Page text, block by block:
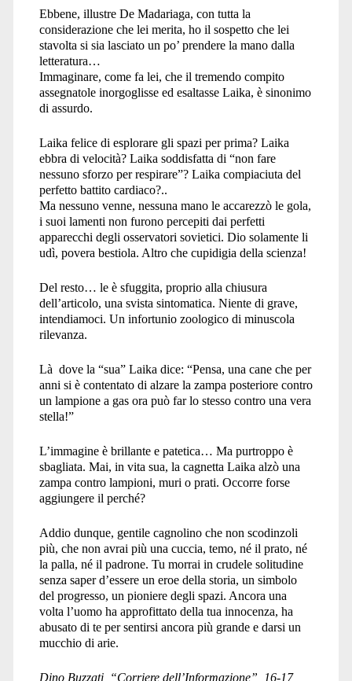
Ebbene, illustre De Madariaga, con tutta la
considerazione che lei merita, ho il sospetto che lei
stavolta si sia lasciato un po’ prendere la mano dalla
letteratura…
Immaginare, come fa lei, che il tremendo compito
assegnatole inorgoglisse ed esaltasse Laika, è sinonimo
di assurdo.
Laika felice di esplorare gli spazi per prima? Laika
ebbra di velocità? Laika soddisfatta di “non fare
nessuno sforzo per respirare”? Laika compiaciuta del
perfetto battito cardiaco?..
Ma nessuno venne, nessuna mano le accarezzò le gola,
i suoi lamenti non furono percepiti dai perfetti
apparecchi degli osservatori sovietici. Dio solamente li
udì, povera bestiola. Altro che cupidigia della scienza!
Del resto… le è sfuggita, proprio alla chiusura
dell’articolo, una svista sintomatica. Niente di grave,
intendiamoci. Un infortunio zoologico di minuscola
rilevanza.
Là dove la “sua” Laika dice: “Pensa, una cane che per
anni si è contentato di alzare la zampa posteriore contro
un lampione a gas ora può far lo stesso contro una vera
stella!”
L’immagine è brillante e patetica… Ma purtroppo è
sbagliata. Mai, in vita sua, la cagnetta Laika alzò una
zampa contro lampioni, muri o prati. Occorre forse
aggiungere il perché?
Addio dunque, gentile cagnolino che non scodinzoli
più, che non avrai più una cuccia, temo, né il prato, né
la palla, né il padrone. Tu morrai in crudele solitudine
senza saper d’essere un eroe della storia, un simbolo
del progresso, un pioniere degli spazi. Ancora una
volta l’uomo ha approfittato della tua innocenza, ha
abusato di te per sentirsi ancora più grande e darsi un
mucchio di arie.
Dino Buzzati, “Corriere dell’Informazione”, 16-17